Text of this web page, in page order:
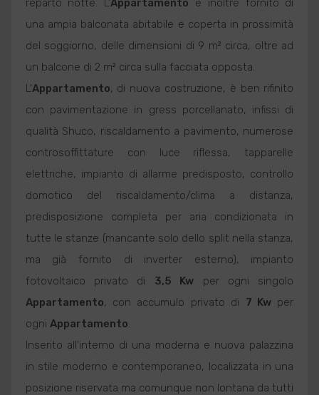
reparto notte. L'Appartamento è inoltre fornito di
una ampia balconata abitabile e coperta in prossimità
del soggiorno, delle dimensioni di 9 m² circa, oltre ad
un balcone di 2 m² circa sulla facciata opposta.
L'Appartamento, di nuova costruzione, è ben rifinito
con pavimentazione in gress porcellanato, infissi di
qualità Shuco, riscaldamento a pavimento, numerose
controsoffittature con luce riflessa, tapparelle
elettriche, impianto di allarme predisposto, controllo
domotico del riscaldamento/clima a distanza,
predisposizione completa per aria condizionata in
tutte le stanze (mancante solo dello split nella stanza,
ma già fornito di inverter esterno), impianto
fotovoltaico privato di 3,5 Kw per ogni singolo
Appartamento, con accumulo privato di 7 Kwper
ogni Appartamento.
Inserito all'interno di una moderna e nuova palazzina
in stile moderno e contemporaneo, localizzata in una
posizione riservata ma comunque non lontana da tutti